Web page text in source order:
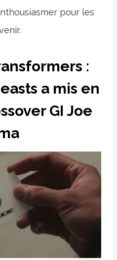
pour les
:
a mis en
GI Joe